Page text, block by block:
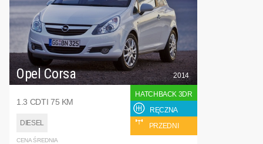
Opel Corsa
1.3 CDTI 75 KM
DIESEL
2014
HATCHBACK 3DR
RĘCZNA
PRZEDNI
CENA ŚREDNIA